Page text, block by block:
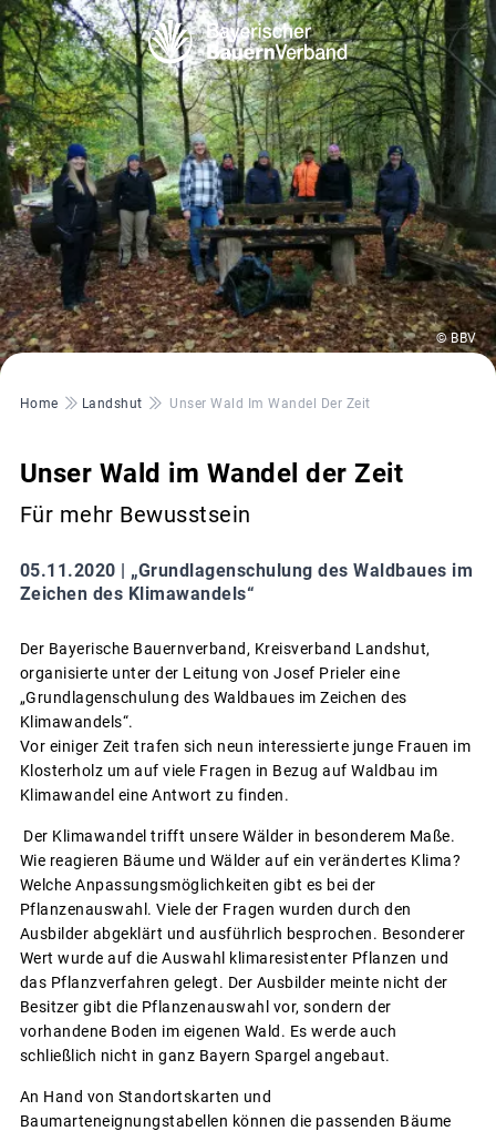
© BBV
Pfadnavigation
Home Landshut Unser Wald Im Wandel Der Zeit
Unser Wald im Wandel der Zeit
Für mehr Bewusstsein
05.11.2020 | „Grundlagenschulung des Waldbaues im
Zeichen des Klimawandels“
Der Bayerische Bauernverband, Kreisverband Landshut,
organisierte unter der Leitung von Josef Prieler eine
„Grundlagenschulung des Waldbaues im Zeichen des
Klimawandels“.
Vor einiger Zeit trafen sich neun interessierte junge Frauen im
Klosterholz um auf viele Fragen in Bezug auf Waldbau im
Klimawandel eine Antwort zu finden.
Der Klimawandel trifft unsere Wälder in besonderem Maße.
Wie reagieren Bäume und Wälder auf ein verändertes Klima?
Welche Anpassungsmöglichkeiten gibt es bei der
Pflanzenauswahl. Viele der Fragen wurden durch den
Ausbilder abgeklärt und ausführlich besprochen. Besonderer
Wert wurde auf die Auswahl klimaresistenter Pflanzen und
das Pflanzverfahren gelegt. Der Ausbilder meinte nicht der
Besitzer gibt die Pflanzenauswahl vor, sondern der
vorhandene Boden im eigenen Wald. Es werde auch
schließlich nicht in ganz Bayern Spargel angebaut.
An Hand von Standortskarten und
Baumarteneignungstabellen können die passenden Bäume